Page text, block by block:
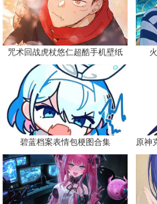
咒术回战虎杖悠仁超酷手机壁纸
碧蓝档案表情包梗图合集